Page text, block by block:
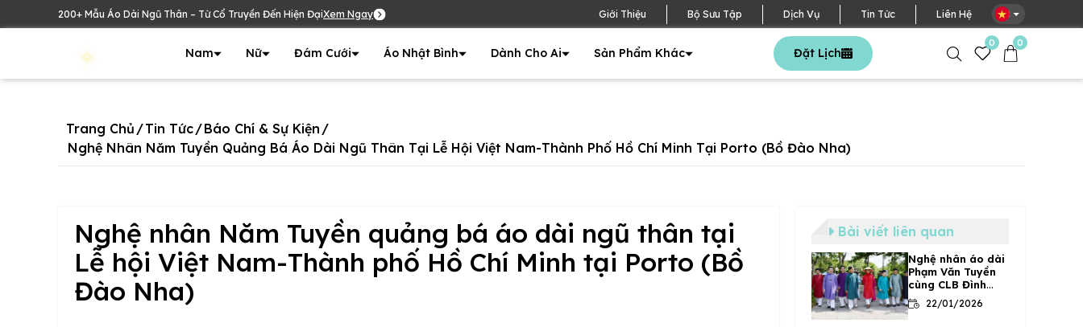
200+ Mẫu Áo Dài Ngũ Thân – Từ Cổ Truyền Đến Hiện ĐạiXem Ngay Giới Thiệu Bộ Sưu Tập Dịch Vụ Tin Tức Liên Hệ VN
Nam Nữ Đám Cưới Áo Nhật Bình Dành Cho Ai Sản Phẩm Khác Đặt Lịch
0 0
Trang Chủ /Tin Tức/Báo Chí & Sự Kiện /
Nghệ Nhân Năm Tuyền Quảng Bá Áo Dài Ngũ Thân Tại Lễ Hội Việt Nam-Thành Phố Hồ Chí Minh Tại Porto (Bồ Đào Nha)
Nghệ nhân Năm Tuyền quảng bá áo dài ngũ thân tại
Lễ hội Việt Nam-Thành phố Hồ Chí Minh tại Porto (Bồ
Đào Nha)
Bài viết liên quan
Nghệ nhân áo dài
Phạm Văn Tuyền
cùng CLB Đình
Làng Việt trong
chuyến đi điền dã
22/01/2026